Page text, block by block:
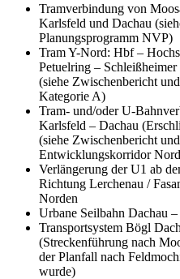
Tramverbindung von
Karlsfeld und Dachau
Planungsprogramm NVP)
Tram Y-Nord: Hbf –
Petuelring –
(siehe Zwischenbericht
Kategorie A)
Tram- und/oder U-
Karlsfeld – Dachau
(siehe Zwischenbericht
Entwicklungskorridor
Verlängerung der U1 ab
Richtung Lerchenau /
Norden
Urbane Seilbahn Dachau
Transportsystem Bögl
(Streckenführung nach
der Planfall nach
wurde)